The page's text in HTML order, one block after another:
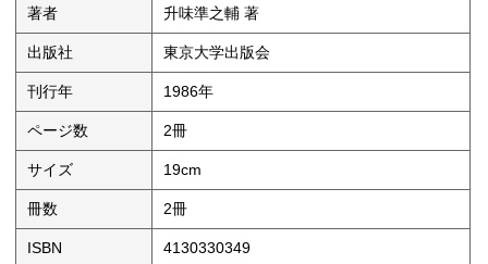
著者 升味準之輔 著
出版社 東京大学出版会
刊行年 1986年
ページ数 2冊
サイズ 19cm
冊数 2冊
ISBN 4130330349